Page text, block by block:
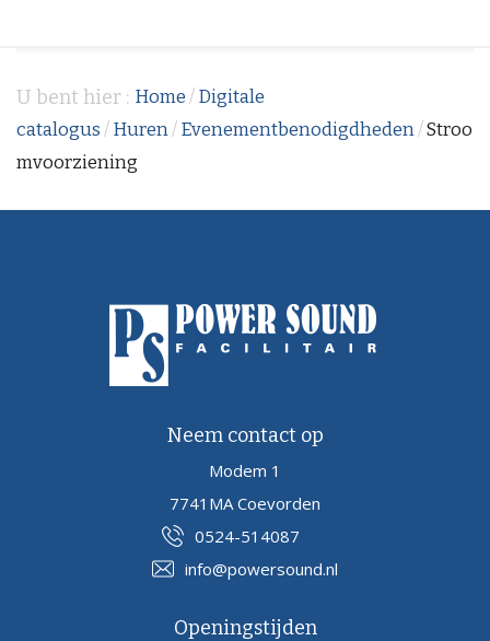
U bent hier : Home / Digitale
catalogus / Huren/ Evenementbenodigdheden/Stroo
mvoorziening
Neem contact op
Modem 1
7741MA Coevorden
0524-514087
info@powersound.nl
Openingstijden